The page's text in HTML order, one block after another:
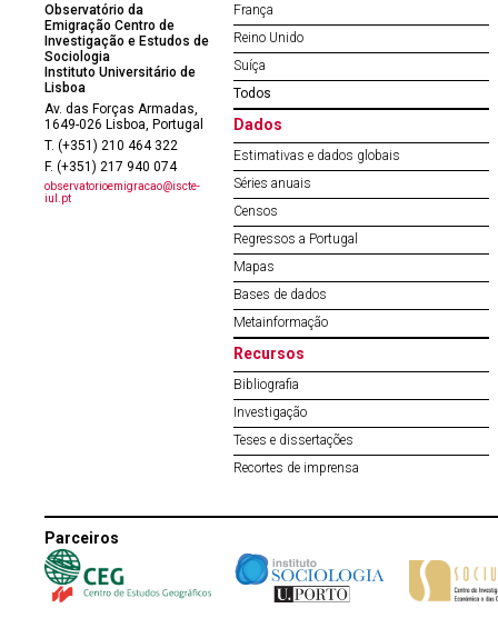
Observatório da
Emigração Centro de
Investigação e Estudos de
Sociologia
Instituto Universitário de
Lisboa
Av. das Forças Armadas,
1649-026 Lisboa, Portugal
T. (+351) 210 464 322
F. (+351) 217 940 074
observatorioemigracao@iscte-
iul.pt
França
Reino Unido
Suíça
Todos
Dados
Estimativas e dados globais
Séries anuais
Censos
Regressos a Portugal
Mapas
Bases de dados
Metainformação
Recursos
Bibliografia
Investigação
Teses e dissertações
Recortes de imprensa
Parceiros